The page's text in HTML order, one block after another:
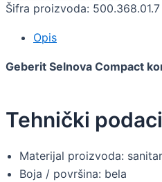
Šifra proizvoda: 500.368.01.7
Opis
Geberit Selnova Compact
Tehnički podaci
Materijal proizvoda:
Boja / površina: bela